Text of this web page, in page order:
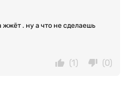
. ну а что не сделаешь
(0)
(1)